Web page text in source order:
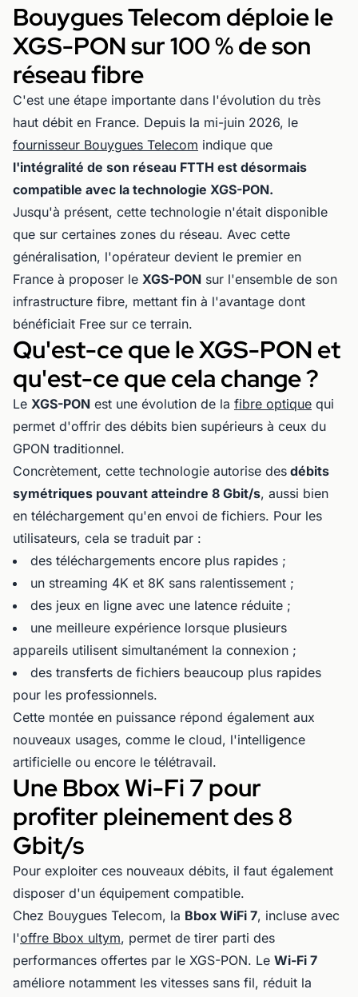
Bouygues Telecom déploie le
XGS-PON sur 100 % de son
réseau fibre
C'est une étape importante dans l'évolution du très
haut débit en France. Depuis la mi-juin 2026, le
fournisseur Bouygues Telecom indique que
l'intégralité de son réseau FTTH est désormais
compatible avec la technologie XGS-PON.
Jusqu'à présent, cette technologie n'était disponible
que sur certaines zones du réseau. Avec cette
généralisation, l'opérateur devient le premier en
France à proposer le XGS-PON sur l'ensemble de son
infrastructure fibre, mettant fin à l'avantage dont
bénéficiait Free sur ce terrain.
Qu'est-ce que le XGS-PON et
qu'est-ce que cela change ?
Le XGS-PON est une évolution de la fibre optique qui
permet d'offrir des débits bien supérieurs à ceux du
GPON traditionnel.
Concrètement, cette technologie autorise des débits
symétriques pouvant atteindre 8 Gbit/s, aussi bien
en téléchargement qu'en envoi de fichiers. Pour les
utilisateurs, cela se traduit par :
des téléchargements encore plus rapides ;
un streaming 4K et 8K sans ralentissement ;
des jeux en ligne avec une latence réduite ;
une meilleure expérience lorsque plusieurs
appareils utilisent simultanément la connexion ;
des transferts de fichiers beaucoup plus rapides
pour les professionnels.
Cette montée en puissance répond également aux
nouveaux usages, comme le cloud, l'intelligence
artificielle ou encore le télétravail.
Une Bbox Wi-Fi 7 pour
profiter pleinement des 8
Gbit/s
Pour exploiter ces nouveaux débits, il faut également
disposer d'un équipement compatible.
Chez Bouygues Telecom, la Bbox WiFi 7, incluse avec
l'offre Bbox ultym, permet de tirer parti des
performances offertes par le XGS-PON. Le Wi-Fi 7
améliore notamment les vitesses sans fil, réduit la